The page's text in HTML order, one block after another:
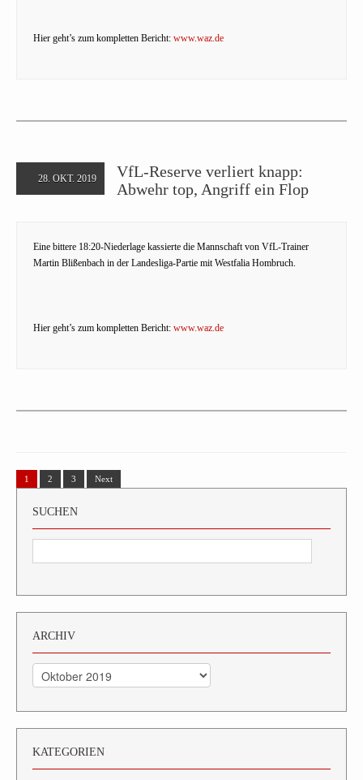
Hier geht’s zum kompletten Bericht: www.waz.de
28. OKT. 2019
VfL-Reserve verliert knapp:
Abwehr top, Angriff ein Flop
Eine bittere 18:20-Niederlage kassierte die Mannschaft von VfL-Trainer
Martin Blißenbach in der Landesliga-Partie mit Westfalia Hombruch.
Hier geht’s zum kompletten Bericht: www.waz.de
1 2 3 Next
SUCHEN
ARCHIV
Archiv
KATEGORIEN